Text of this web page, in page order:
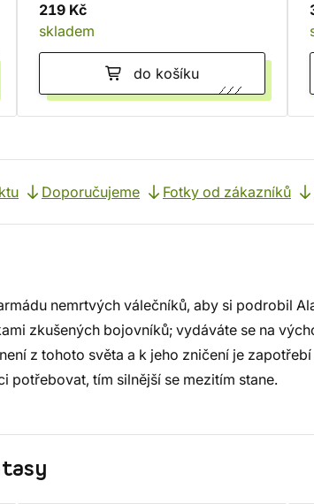
219 Kč
skladem
do košíku
Doporučujeme Fotky od zákazníků
nemrtvých válečníků, aby si podrobil
zkušených bojovníků; vydáváte se na
z tohoto světa a k jeho zničení je
potřebovat, tím silnější se mezitím stane.